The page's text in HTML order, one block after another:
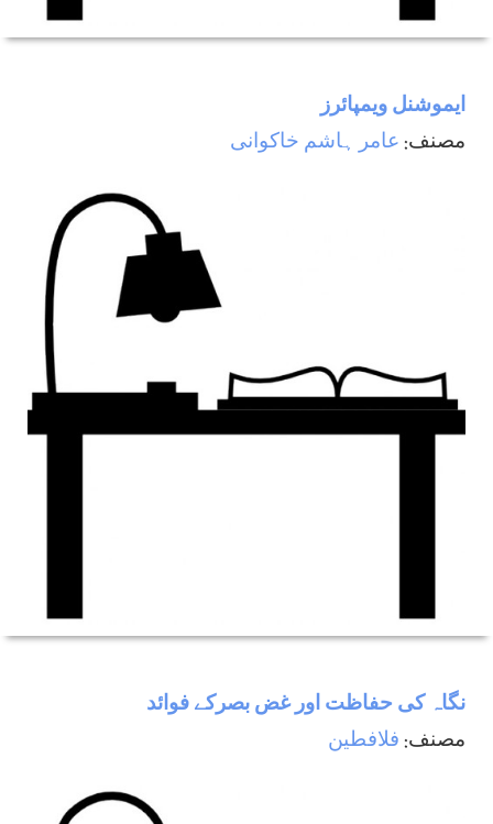
ایموشنل ویمپائرز
مصنف: عامر ہاشم خاکوانی
نگاہ كی حفاظت اور غض بصركے فوائد
مصنف: فلافطين